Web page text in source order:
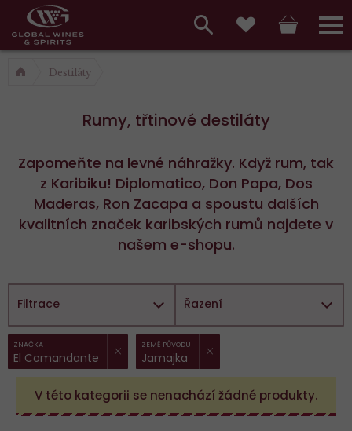
Hlavní
menu,
košík,Destiláty
Rumy, třtinové destiláty
Zapomeňte na levné náhražky. Když rum, tak
z Karibiku! Diplomatico, Don Papa, Dos
Maderas, Ron Zacapa a spoustu dalších
kvalitních značek karibských rumů najdete v
našem e-shopu.
Filtrace
Vybrané
filtry:
ZNAČKA
El Comandante
ZRUŠIT FILTR
ZEMĚ PŮVODU
Jamajka
Řazení
V této kategorii se nenachází žádné produkty.